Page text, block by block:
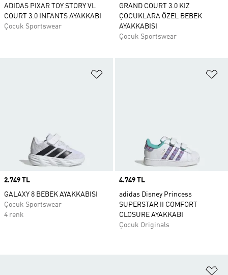
ADIDAS PIXAR TOY STORY VL
COURT 3.0 INFANTS AYAKKABI
Çocuk Sportswear
GRAND COURT 3.0 KIZ
ÇOCUKLARA ÖZEL BEBEK
AYAKKABISI
Çocuk Sportswear
Price
2.749 TL
GALAXY 8 BEBEK AYAKKABISI
Çocuk Sportswear
4 renk
Price
4.749 TL
adidas Disney Princess
SUPERSTAR II COMFORT
CLOSURE AYAKKABI
Çocuk Originals